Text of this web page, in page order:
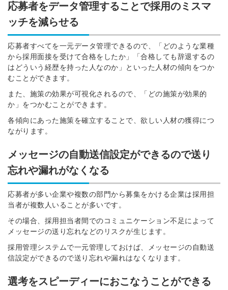
応募者をデータ管理することで採用のミスマ
ッチを減らせる
応募者すべてを一元データ管理できるので、「どのような業種
から採用面接を受けて合格をしたか」「合格しても辞退するの
はどういう経歴を持った人なのか」といった人材の傾向をつか
むことができます。
また、施策の効果が可視化されるので、「どの施策が効果的
か」をつかむことができます。
各傾向にあった施策を確立することで、欲しい人材の獲得につ
ながります。
メッセージの自動送信設定ができるので送り
忘れや漏れがなくなる
応募者が多い企業や複数の部門から募集をかける企業は採用担
当者が複数人いることが多いです。
その場合、採用担当者間でのコミュニケーション不足によって
メッセージの送り忘れなどのリスクが生じます。
採用管理システムで一元管理しておけば、メッセージの自動送
信設定ができるので送り忘れや漏れはなくなります。
選考をスピーディーにおこなうことができる